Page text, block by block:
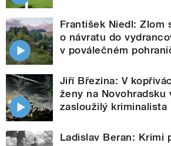
František Niedl: Zlom
o návratu do
v poválečném
Jiří Březina: V
ženy na Novohradsku
zasloužilý kriminalista
Ladislav Beran: Krimi